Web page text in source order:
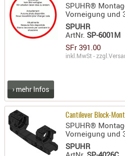
SPUHR®
Vorneigung und
SPUHR
ArtNr.SP-6001M
SFr 391.00
inkl.MwSt - zzgl.
› mehr Infos
Cantilever Block-
SPUHR®
Vorneigung und
SPUHR